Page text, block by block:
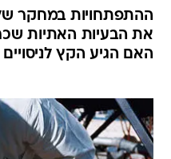
ההתפתחויות במחקר
את הבעיות האתיות
האם הגיע הקץ